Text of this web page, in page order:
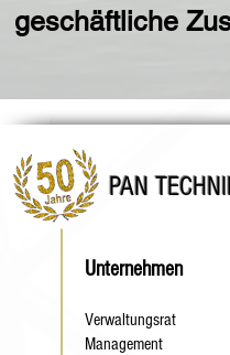
geschäftliche
PAN
Unternehmen
Verwaltungsrat
Management